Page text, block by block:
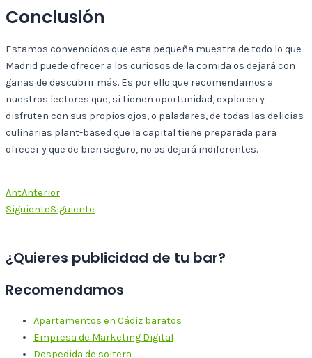
Conclusión
Estamos convencidos que esta pequeña muestra de todo lo que
Madrid puede ofrecer a los curiosos de la comida os dejará con
ganas de descubrir más. Es por ello que recomendamos a
nuestros lectores que, si tienen oportunidad, exploren y
disfruten con sus propios ojos, o paladares, de todas las delicias
culinarias plant-based que la capital tiene preparada para
ofrecer y que de bien seguro, no os dejará indiferentes.
AntAnterior
SiguienteSiguiente
¿Quieres publicidad de tu bar?
Recomendamos
Apartamentos en Cádiz baratos
Empresa de Marketing Digital
Despedida de soltera